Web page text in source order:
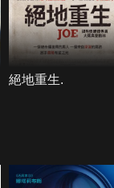
絕地重生.